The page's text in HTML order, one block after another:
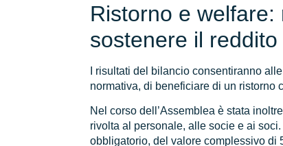
Ristorno e
sostenere il
I risultati del bilancio consentiranno
normativa, di beneficiare di un ristorno
Nel corso dell’Assemblea è stata
rivolta al personale, alle socie e ai
obbligatorio, del valore complessivo di